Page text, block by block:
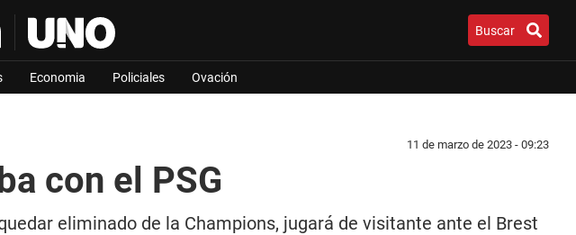
Buscar
Economia Policiales Ovación
11 de marzo de 2023 - 09:23
con el PSG
eliminado de la Champions, jugará de visitante ante el Brest